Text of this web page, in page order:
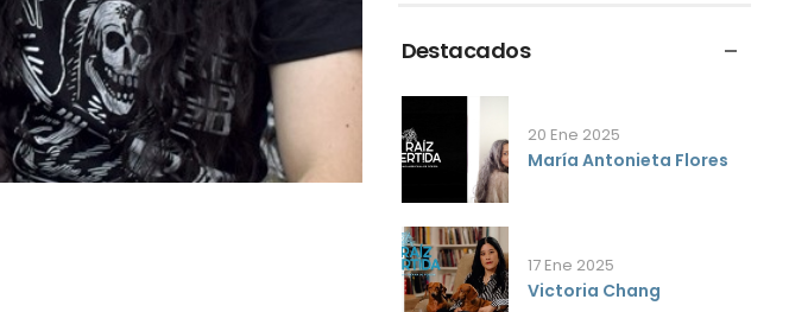
Destacados
20 Ene 2025
María Antonieta Flores
17 Ene 2025
Victoria Chang